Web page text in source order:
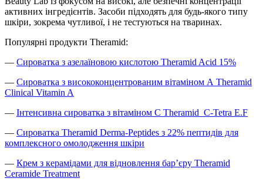
активних інгредієнтів. Засоби підходять для будь-якого типу
шкіри, зокрема чутливої, і не тестуються на тваринах.
Популярні продукти Theramid:
— Сироватка з азелаїновою кислотою Theramid Acid 15%
— Сироватка з висококонцентрованим вітаміном А Theramid
Clinical Vitamin A
— Інтенсивна сироватка з вітаміном С Theramid C-Tetra E.F
— Сироватка Theramid Derma-Peptides з 22% пептидів для
комплексного омолодження шкіри
— Крем з керамідами для відновлення барʼєру Theramid
Ceramide Treatment